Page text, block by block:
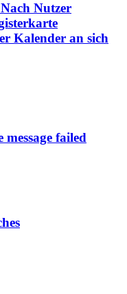
Nutzer
Kalender an sich
message failed